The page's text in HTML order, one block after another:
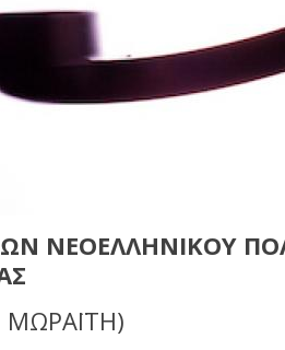
ΝΕΟΕΛΛΗΝΙΚΟΥ
ΜΩΡΑΪΤΗ)